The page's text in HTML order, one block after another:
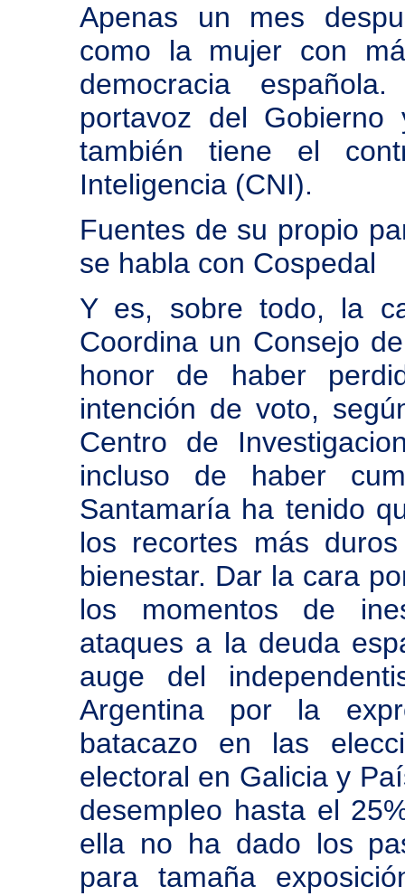
Apenas un mes
como la mujer con
democracia
portavoz del
también tiene el
Inteligencia (CNI).
Fuentes de su propio
se habla con Cospedal
Y es, sobre todo, la
Coordina un Consejo
honor de haber
intención de voto,
Centro de
incluso de haber
Santamaría ha tenido
los recortes más
bienestar. Dar la cara
los momentos de
ataques a la deuda
auge del
Argentina por la
batacazo en las
electoral en Galicia y
desempleo hasta el
ella no ha dado los
para tamaña